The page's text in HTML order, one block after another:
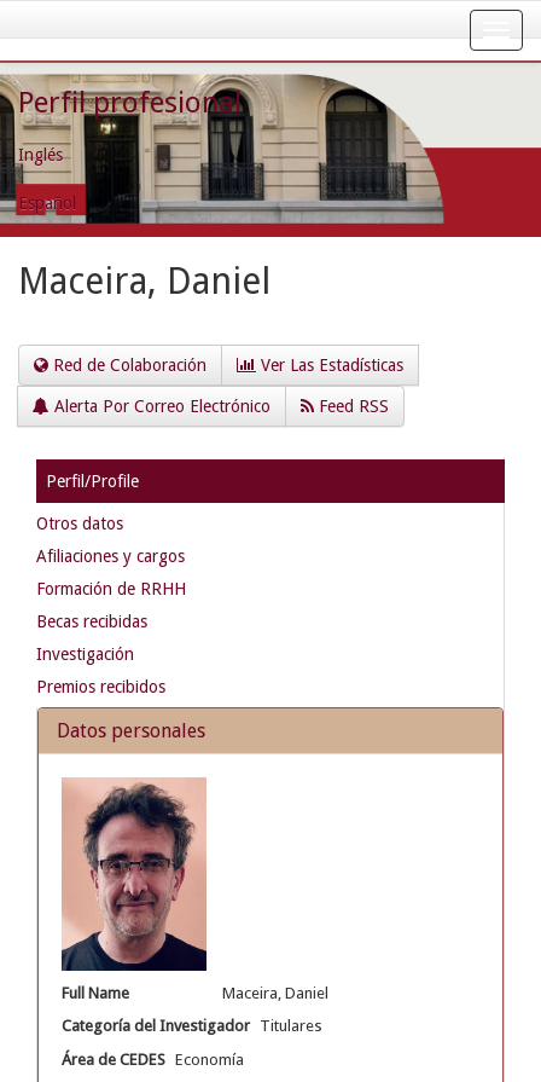
navigation
Perfil profesional
Inglés
Español
Maceira, Daniel
Red de Colaboración Ver Las Estadísticas
Alerta Por Correo Electrónico Feed RSS
Perfil/Profile
Otros datos
Afiliaciones y cargos
Formación de RRHH
Becas recibidas
Investigación
Premios recibidos
Datos personales
Full Name
Maceira, Daniel
Categoría del Investigador Titulares
Área de CEDES Economía